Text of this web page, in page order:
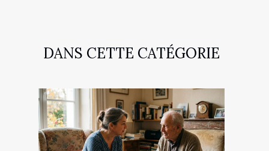
DANS CETTE CATÉGORIE